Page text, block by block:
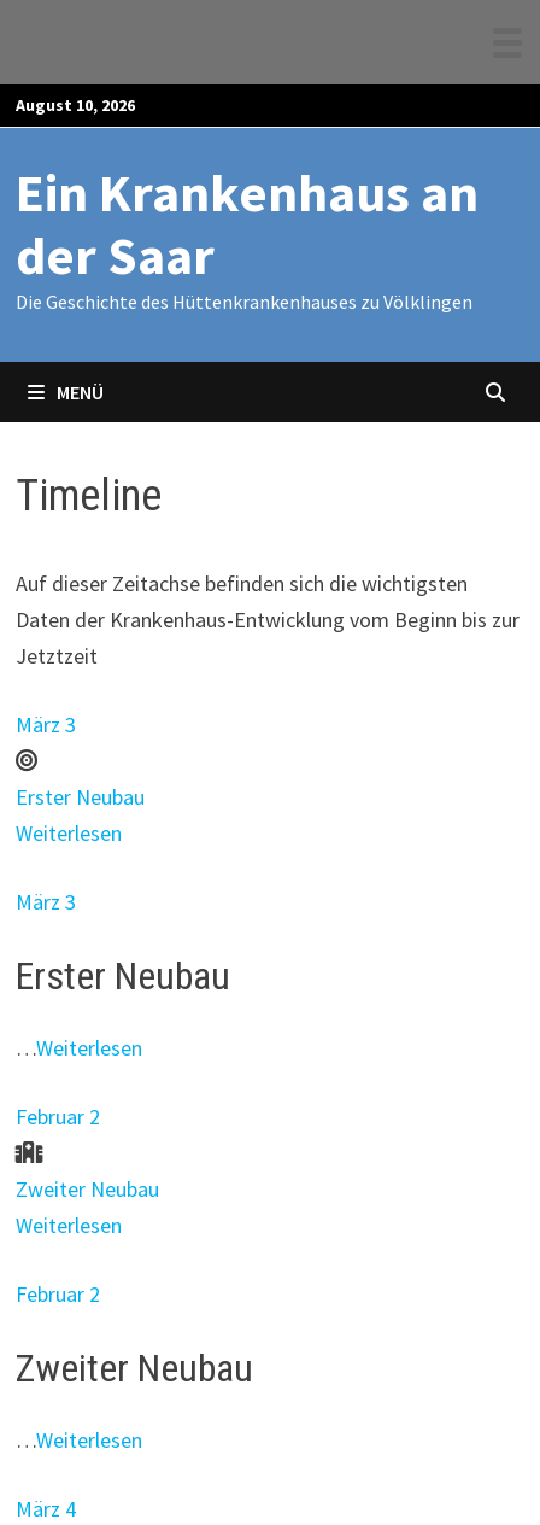
Zum
Inhalt
August 10, 2026
Ein Krankenhaus an
der Saar
Die Geschichte des Hüttenkrankenhauses zu Völklingen
MENÜ
Timeline
Auf dieser Zeitachse befinden sich die wichtigsten
Daten der Krankenhaus-Entwicklung vom Beginn bis zur
Jetztzeit
März 3
Erster Neubau
Weiterlesen
März 3
Erster Neubau
…Weiterlesen
Februar 2
Zweiter Neubau
Weiterlesen
Februar 2
Zweiter Neubau
…Weiterlesen
März 4